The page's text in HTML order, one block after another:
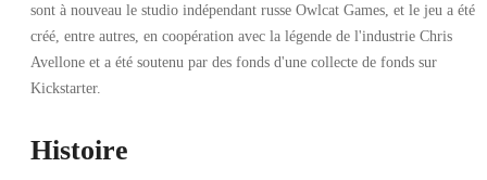
sont à nouveau le studio indépendant russe Owlcat Games, et le jeu a été
créé, entre autres, en coopération avec la légende de l'industrie Chris
Avellone et a été soutenu par des fonds d'une collecte de fonds sur
Kickstarter.
Histoire